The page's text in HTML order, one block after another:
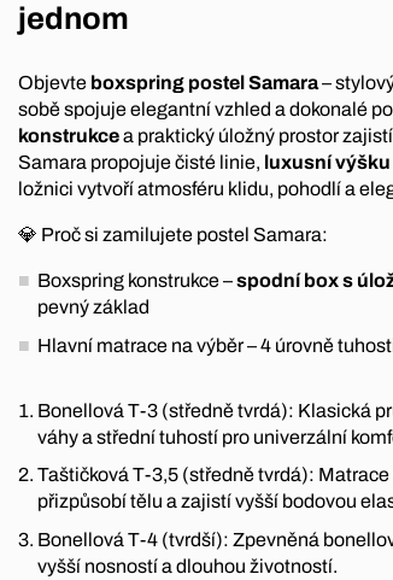
jednom
Objevte boxspring postel Samara–
sobě spojuje elegantní vzhled a dokonalé
konstrukcea praktický úložný prostor
Samara propojuje čisté linie, luxusní výšku
ložnici vytvoří atmosféru klidu, pohodlí a
💎 Proč si zamilujete postel Samara:
Boxspring konstrukce –spodní box s
pevný základ
Hlavní matrace na výběr – 4 úrovně
Bonellová T-3 (středně tvrdá): Klasická
váhy a střední tuhostí pro univerzální
Taštičková T-3,5 (středně tvrdá):
přizpůsobí tělu a zajistí vyšší bodovou
Bonellová T-4 (tvrdší): Zpevněná
vyšší nosností a dlouhou životností.